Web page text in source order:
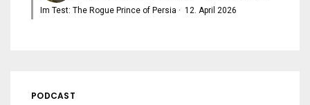
Im Test: The Rogue Prince of Persia · 12. April 2026
PODCAST